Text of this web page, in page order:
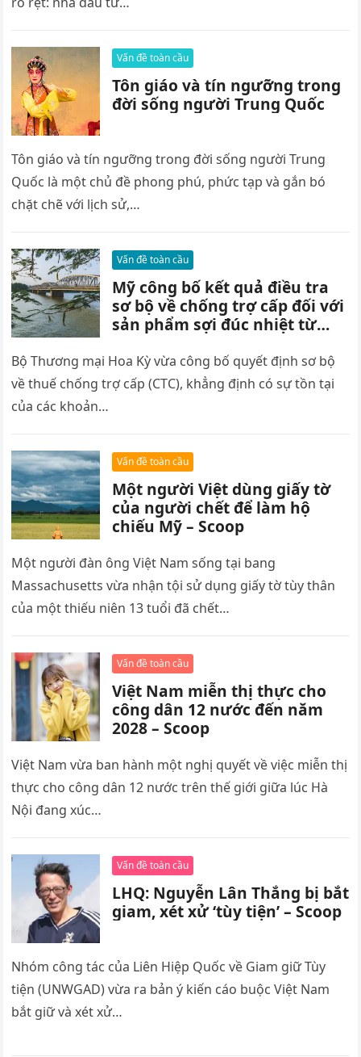
Vấn đề toàn cầu
Tôn giáo và tín ngưỡng trong
đời sống người Trung Quốc
Tôn giáo và tín ngưỡng trong đời sống người Trung
Quốc là một chủ đề phong phú, phức tạp và gắn bó
chặt chẽ với lịch sử,…
Vấn đề toàn cầu
Mỹ công bố kết quả điều tra
sơ bộ về chống trợ cấp đối với
sản phẩm sợi đúc nhiệt từ
Bộ Thương mại Hoa Kỳ vừa công bố quyết định sơ bộ
về thuế chống trợ cấp (CTC), khẳng định có sự tồn tại
của các khoản…
Vấn đề toàn cầu
Một người Việt dùng giấy tờ
của người chết để làm hộ
chiếu Mỹ – Scoop
Một người đàn ông Việt Nam sống tại bang
Massachusetts vừa nhận tội sử dụng giấy tờ tùy thân
của một thiếu niên 13 tuổi đã chết…
Vấn đề toàn cầu
Việt Nam miễn thị thực cho
công dân 12 nước đến năm
2028 – Scoop
Việt Nam vừa ban hành một nghị quyết về việc miễn thị
thực cho công dân 12 nước trên thế giới giữa lúc Hà
Nội đang xúc…
Vấn đề toàn cầu
LHQ: Nguyễn Lân Thắng bị bắt
giam, xét xử ‘tùy tiện’ – Scoop
Nhóm công tác của Liên Hiệp Quốc về Giam giữ Tùy
tiện (UNWGAD) vừa ra bản ý kiến cáo buộc Việt Nam
bắt giữ và xét xử…